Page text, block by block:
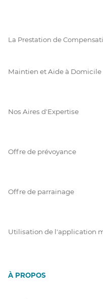
La Prestation de
Maintien et Aide à Domicile
Nos Aires d'Expertise
Offre de prévoyance
Offre de parrainage
Utilisation de l'application
À PROPOS